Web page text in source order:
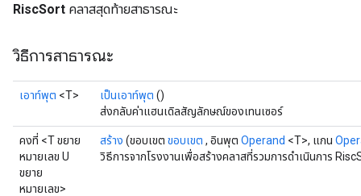
RiscSort คลาสสุดท้ายสาธารณะ
วิธีการสาธารณะ
เอาท์พุต <T> เป็นเอาท์พุต ()
ส่งกลับค่าแฮนเดิลสัญลักษณ์ของเทนเซอร์
คงที่ <T ขยาย
หมายเลข U
ขยาย
หมายเลข>
สร้าง (ขอบเขต ขอบเขต , อินพุต Operand <T>, แกน
วิธีการจากโรงงานเพื่อสร้างคลาสที่รวมการดำเนินการ